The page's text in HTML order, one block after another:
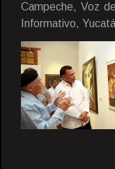
Campeche, Voz
Informativo,